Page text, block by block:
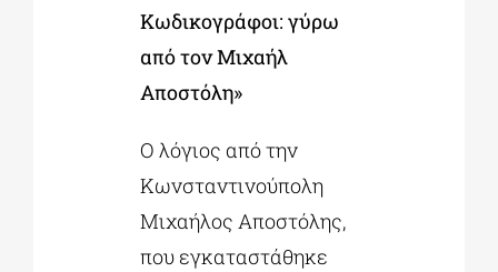
Κωδικογράφοι: γύρω
από τον Μιχαήλ
Αποστόλη»
Ο λόγιος από την
Κωνσταντινούπολη
Μιχαήλος Αποστόλης,
που εγκαταστάθηκε